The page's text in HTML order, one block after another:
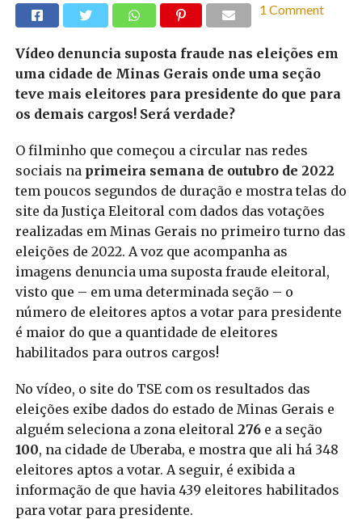
1 Comment
Vídeo denuncia suposta fraude nas eleições em
uma cidade de Minas Gerais onde uma seção
teve mais eleitores para presidente do que para
os demais cargos! Será verdade?
O filminho que começou a circular nas redes
sociais na primeira semana de outubro de 2022
tem poucos segundos de duração e mostra telas do
site da Justiça Eleitoral com dados das votações
realizadas em Minas Gerais no primeiro turno das
eleições de 2022. A voz que acompanha as
imagens denuncia uma suposta fraude eleitoral,
visto que – em uma determinada seção – o
número de eleitores aptos a votar para presidente
é maior do que a quantidade de eleitores
habilitados para outros cargos!
No vídeo, o site do TSE com os resultados das
eleições exibe dados do estado de Minas Gerais e
alguém seleciona a zona eleitoral 276e a seção
100, na cidade de Uberaba, e mostra que ali há 348
eleitores aptos a votar. A seguir, é exibida a
informação de que havia 439 eleitores habilitados
para votar para presidente.